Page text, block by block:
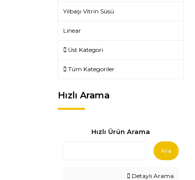
Yılbaşı Vitrin Süsü
Linear
Üst Kategori
Tüm Kategoriler
Hızlı Arama
Hızlı Ürün Arama
Ara
Detaylı Arama